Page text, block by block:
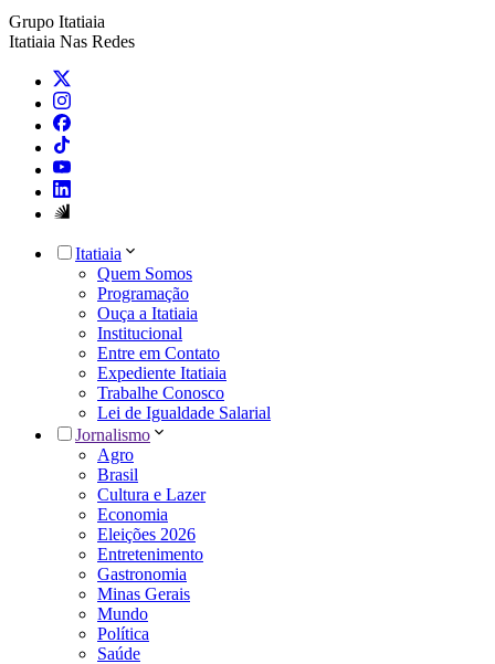
Grupo Itatiaia
Itatiaia Nas Redes
Itatiaia
Quem Somos
Programação
Ouça a Itatiaia
Institucional
Entre em Contato
Expediente Itatiaia
Trabalhe Conosco
Lei de Igualdade Salarial
Jornalismo
Agro
Brasil
Cultura e Lazer
Economia
Eleições 2026
Entretenimento
Gastronomia
Minas Gerais
Mundo
Política
Saúde